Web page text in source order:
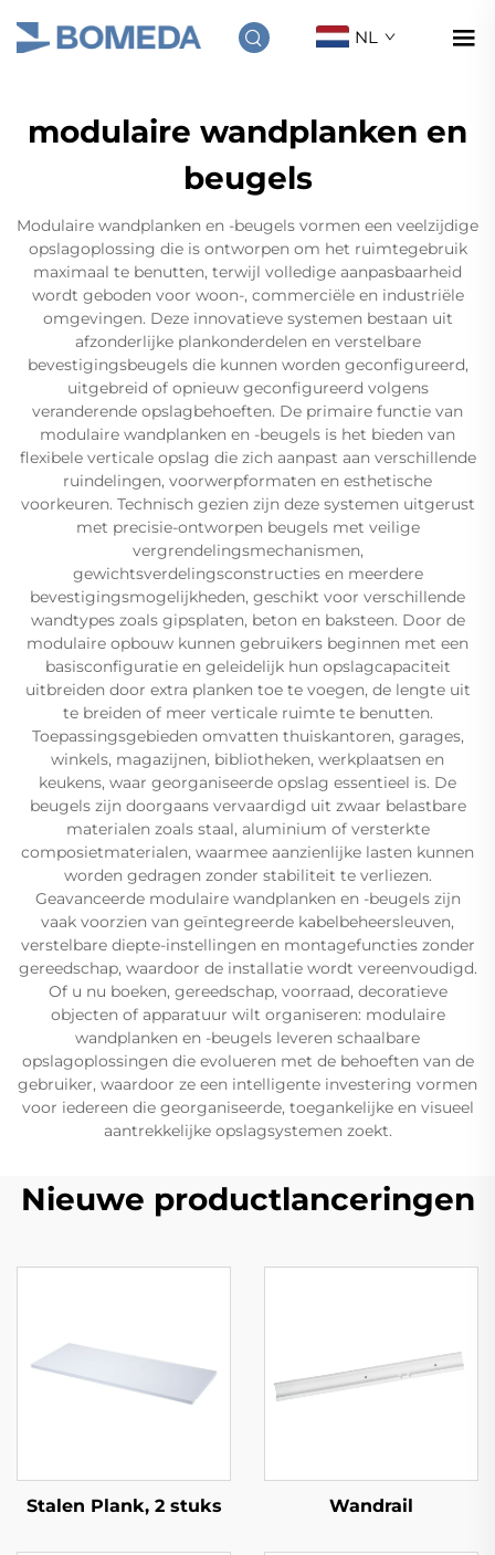
NL
modulaire wandplanken en
beugels
Modulaire wandplanken en -beugels vormen een veelzijdige
opslagoplossing die is ontworpen om het ruimtegebruik
maximaal te benutten, terwijl volledige aanpasbaarheid
wordt geboden voor woon-, commerciële en industriële
omgevingen. Deze innovatieve systemen bestaan uit
afzonderlijke plankonderdelen en verstelbare
bevestigingsbeugels die kunnen worden geconfigureerd,
uitgebreid of opnieuw geconfigureerd volgens
veranderende opslagbehoeften. De primaire functie van
modulaire wandplanken en -beugels is het bieden van
flexibele verticale opslag die zich aanpast aan verschillende
ruindelingen, voorwerpformaten en esthetische
voorkeuren. Technisch gezien zijn deze systemen uitgerust
met precisie-ontworpen beugels met veilige
vergrendelingsmechanismen,
gewichtsverdelingsconstructies en meerdere
bevestigingsmogelijkheden, geschikt voor verschillende
wandtypes zoals gipsplaten, beton en baksteen. Door de
modulaire opbouw kunnen gebruikers beginnen met een
basisconfiguratie en geleidelijk hun opslagcapaciteit
uitbreiden door extra planken toe te voegen, de lengte uit
te breiden of meer verticale ruimte te benutten.
Toepassingsgebieden omvatten thuiskantoren, garages,
winkels, magazijnen, bibliotheken, werkplaatsen en
keukens, waar georganiseerde opslag essentieel is. De
beugels zijn doorgaans vervaardigd uit zwaar belastbare
materialen zoals staal, aluminium of versterkte
composietmaterialen, waarmee aanzienlijke lasten kunnen
worden gedragen zonder stabiliteit te verliezen.
Geavanceerde modulaire wandplanken en -beugels zijn
vaak voorzien van geïntegreerde kabelbeheersleuven,
verstelbare diepte-instellingen en montagefuncties zonder
gereedschap, waardoor de installatie wordt vereenvoudigd.
Of u nu boeken, gereedschap, voorraad, decoratieve
objecten of apparatuur wilt organiseren: modulaire
wandplanken en -beugels leveren schaalbare
opslagoplossingen die evolueren met de behoeften van de
gebruiker, waardoor ze een intelligente investering vormen
voor iedereen die georganiseerde, toegankelijke en visueel
aantrekkelijke opslagsystemen zoekt.
Nieuwe productlanceringen
Stalen Plank, 2 stuks Wandrail